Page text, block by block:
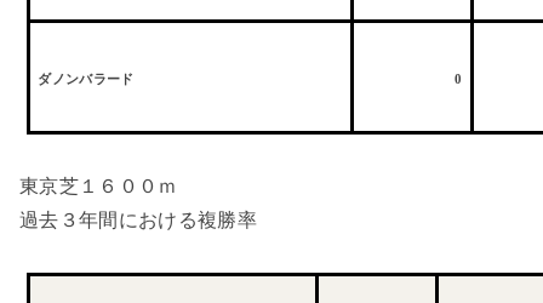
ダノンバラード 0
東京芝１６００ｍ
過去３年間における複勝率